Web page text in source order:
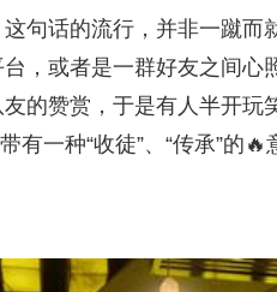
句话的流行，并非一蹴而
，或者是一群好友之间心
的赞赏，于是有人半开玩
有一种“收徒”、“传承”的